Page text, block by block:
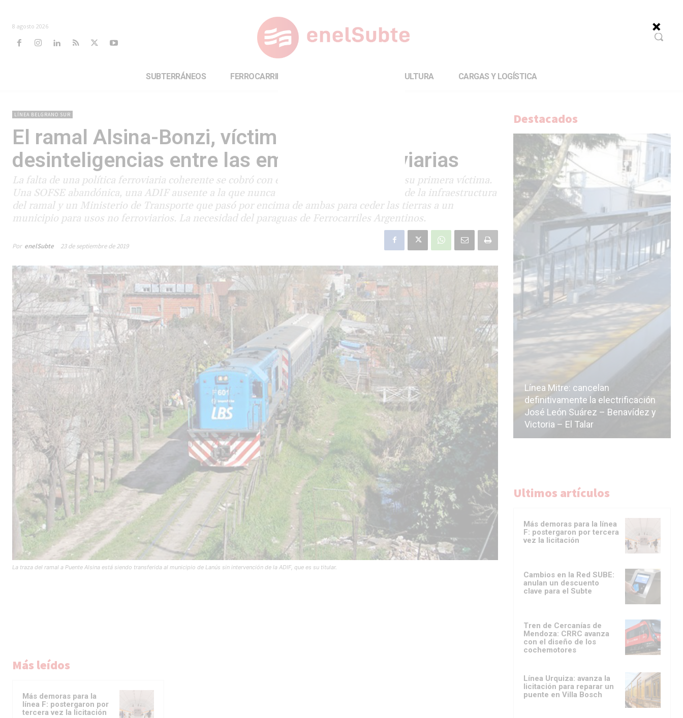
8 agosto 2026
SUBTERRÁNEOS FERROCARRILES CULTURA CARGAS Y LOGÍSTICA
LÍNEA BELGRANO SUR
El ramal Alsina-Bonzi, víctima de las
desinteligencias entre las empresas ferroviarias
La falta de una política ferroviaria coherente se cobró con el Puente Alsina-Aldo Bonzi su primera víctima.
Una SOFSE abandónica, una ADIF ausente a la que nunca le fue transferido el control de la infraestructura
del ramal y un Ministerio de Transporte que pasó por encima de ambas para ceder las tierras a un
municipio para usos no ferroviarios. La necesidad del paraguas de Ferrocarriles Argentinos.
Por enelSubte 23 de septiembre de 2019
La traza del ramal a Puente Alsina está siendo transferida al municipio de Lanús sin intervención de la ADIF, que es su titular.
Más leídos
Más demoras para la
línea F: postergaron por
tercera vez la licitación
Destacados
Malestar en el sector privado por
los cambios sin fin al proyecto de
Línea Mitre: dieron oficialmente
de baja la construcción de la
estación Nordelta
Línea Mitre: cancelan
definitivamente la electrificación
José León Suárez – Benavídez y
Victoria – El Talar
Ultimos artículos
Más demoras para la línea
F: postergaron por tercera
vez la licitación
Cambios en la Red SUBE:
anulan un descuento
clave para el Subte
Tren de Cercanías de
Mendoza: CRRC avanza
con el diseño de los
cochemotores
Línea Urquiza: avanza la
licitación para reparar un
puente en Villa Bosch